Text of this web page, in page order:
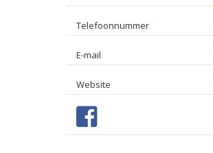
Telefoonnummer
E-mail
Website